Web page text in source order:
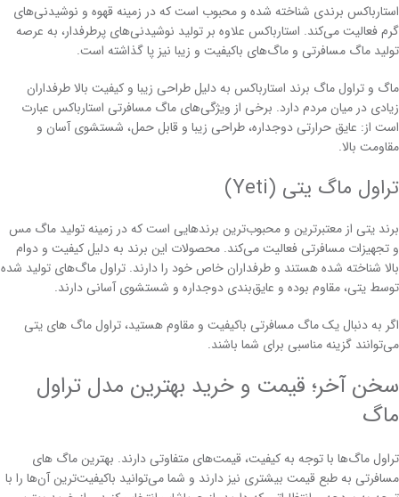
استارباکس برندی شناخته شده و محبوب است که در زمینه قهوه و نوشیدنی‌های
گرم فعالیت می‌کند. استارباکس علاوه بر تولید نوشیدنی‌های پرطرفدار، به عرصه
تولید ماگ مسافرتی و ماگ‌های باکیفیت و زیبا نیز پا گذاشته است.
ماگ و تراول ماگ برند استارباکس به دلیل طراحی زیبا و کیفیت بالا طرفداران
زیادی در میان مردم دارد. برخی از ویژگی‌های ماگ مسافرتی استارباکس عبارت
است از: عایق حرارتی دوجداره، طراحی زیبا و قابل حمل، شستشوی آسان و
مقاومت بالا.
تراول ماگ یتی (Yeti)
برند یتی از معتبرترین و محبوب‌ترین برندهایی است که در زمینه تولید ماگ مس
و تجهیزات مسافرتی فعالیت می‌کند. محصولات این برند به دلیل کیفیت و دوام
بالا شناخته شده هستند و طرفداران خاص خود را دارند. تراول ماگ‌های تولید شده
توسط یتی، مقاوم‌ بوده و عایق‌بندی دوجداره و شستشوی آسانی دارند.
اگر به دنبال یک ماگ مسافرتی باکیفیت و مقاوم هستید، تراول ماگ های یتی
می‌توانند گزینه مناسبی برای شما باشند.
سخن آخر؛ قیمت و خرید بهترین مدل تراول
ماگ
تراول ماگ‌ها با توجه به کیفیت، قیمت‌های متفاوتی دارند. بهترین ماگ های
مسافرتی به طبع قیمت بیشتری نیز دارند و شما می‌توانید باکیفیت‌ترین آن‌ها را با